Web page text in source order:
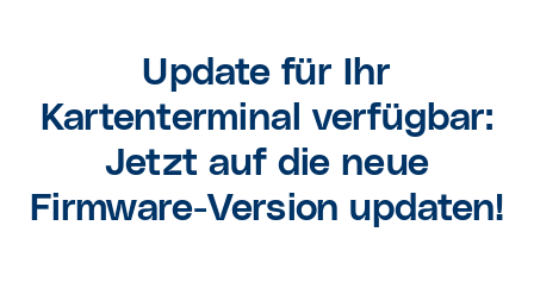
Update für Ihr
Kartenterminal verfügbar:
Jetzt auf die neue
Firmware-Version updaten!